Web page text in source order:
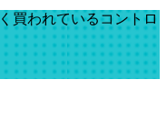
買われているコントロ